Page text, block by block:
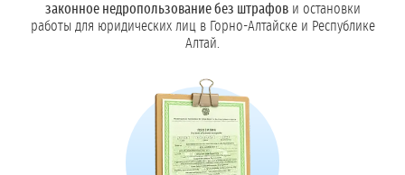
законное недропользование без штрафови остановки
работы для юридических лиц в Горно-Алтайске и Республике
Алтай.